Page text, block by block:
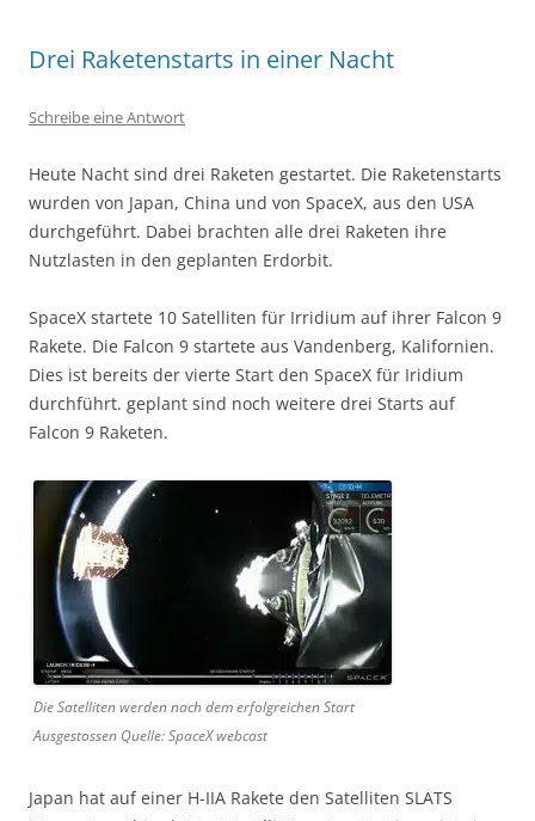
Drei Raketenstarts in einer Nacht
Schreibe eine Antwort
Heute Nacht sind drei Raketen gestartet. Die Raketenstarts
wurden von Japan, China und von SpaceX, aus den USA
durchgeführt. Dabei brachten alle drei Raketen ihre
Nutzlasten in den geplanten Erdorbit.
SpaceX startete 10 Satelliten für Irridium auf ihrer Falcon 9
Rakete. Die Falcon 9 startete aus Vandenberg, Kalifornien.
Dies ist bereits der vierte Start den SpaceX für Iridium
durchführt. geplant sind noch weitere drei Starts auf
Falcon 9 Raketen.
Die Satelliten werden nach dem erfolgreichen Start
Ausgestossen Quelle: SpaceX webcast
Japan hat auf einer H-IIA Rakete den Satelliten SLATS